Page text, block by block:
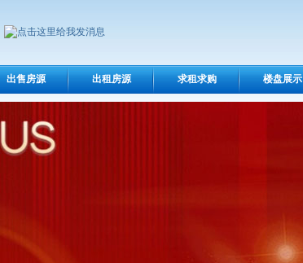
出售房源 出租房源 求租求购 楼盘展示